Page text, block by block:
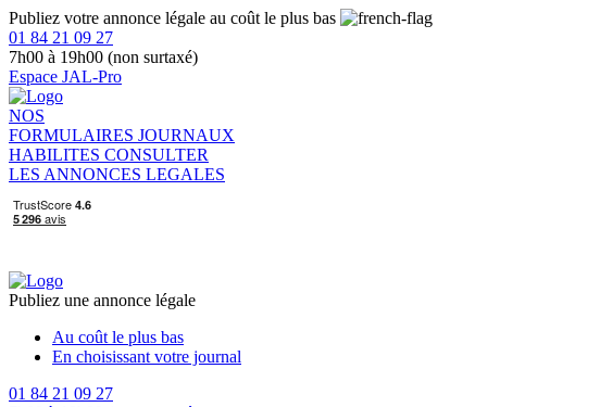
Publiez votre annonce légale au coût le plus bas
01 84 21 09 27
7h00 à 19h00 (non surtaxé)
Espace JAL-Pro
NOS
FORMULAIRES JOURNAUX
HABILITES CONSULTER
LES ANNONCES LEGALES
Publiez une annonce légale
Au coût le plus bas
En choisissant votre journal
01 84 21 09 27